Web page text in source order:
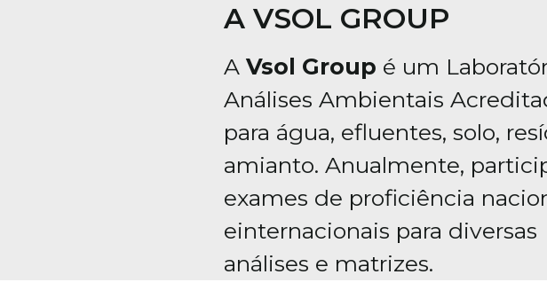
A VSOL GROUP
A Vsol Group é um
Análises Ambientais
para água, efluentes, solo,
amianto. Anualmente,
exames de proficiência
einternacionais para diversas
análises e matrizes.